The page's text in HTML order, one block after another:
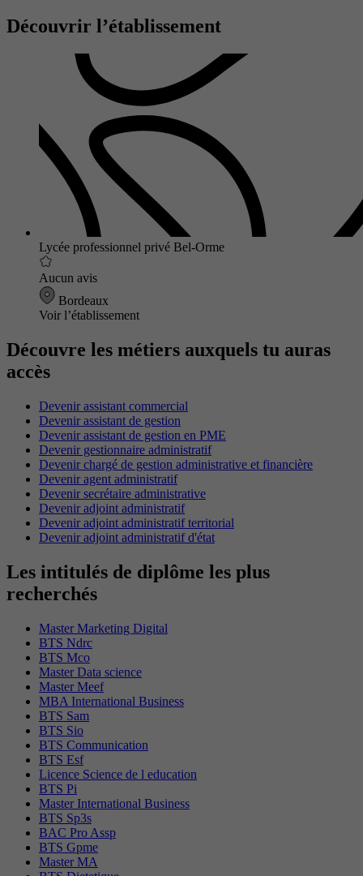
Découvrir l’établissement
Lycée professionnel privé Bel-Orme
Aucun avis
Bordeaux
Voir l’établissement
Découvre les métiers auxquels tu auras
accès
Devenir assistant commercial
Devenir assistant de gestion
Devenir assistant de gestion en PME
Devenir gestionnaire administratif
Devenir chargé de gestion administrative et financière
Devenir agent administratif
Devenir secrétaire administrative
Devenir adjoint administratif
Devenir adjoint administratif territorial
Devenir adjoint administratif d'état
Les intitulés de diplôme les plus
recherchés
Master Marketing Digital
BTS Ndrc
BTS Mco
Master Data science
Master Meef
MBA International Business
BTS Sam
BTS Sio
BTS Communication
BTS Esf
Licence Science de l education
BTS Pi
Master International Business
BTS Sp3s
BAC Pro Assp
BTS Gpme
Master MA